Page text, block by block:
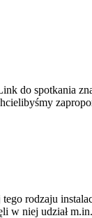
do spotkania
rodzaju
w niej udział